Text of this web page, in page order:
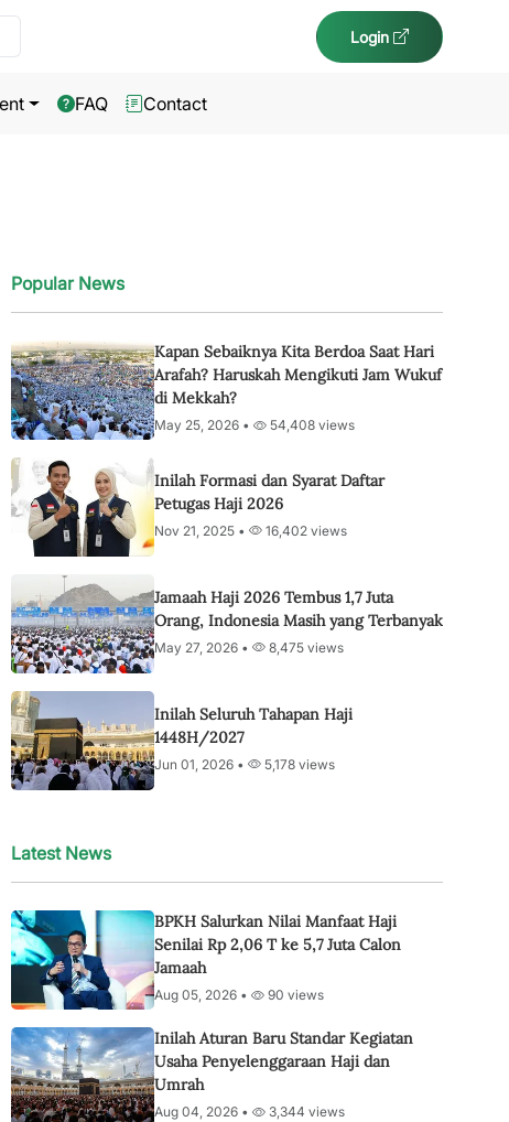
Login
FAQ Contact
Popular News
Kapan Sebaiknya Kita Berdoa Saat Hari
Arafah? Haruskah Mengikuti Jam Wukuf
di Mekkah?
May 25, 2026 • 54,408 views
Inilah Formasi dan Syarat Daftar
Petugas Haji 2026
Nov 21, 2025 • 16,402 views
Jamaah Haji 2026 Tembus 1,7 Juta
Orang, Indonesia Masih yang Terbanyak
May 27, 2026 • 8,475 views
Inilah Seluruh Tahapan Haji
1448H/2027
Jun 01, 2026 • 5,178 views
Latest News
BPKH Salurkan Nilai Manfaat Haji
Senilai Rp 2,06 T ke 5,7 Juta Calon
Jamaah
Aug 05, 2026 • 90 views
Inilah Aturan Baru Standar Kegiatan
Usaha Penyelenggaraan Haji dan
Umrah
Aug 04, 2026 • 3,344 views